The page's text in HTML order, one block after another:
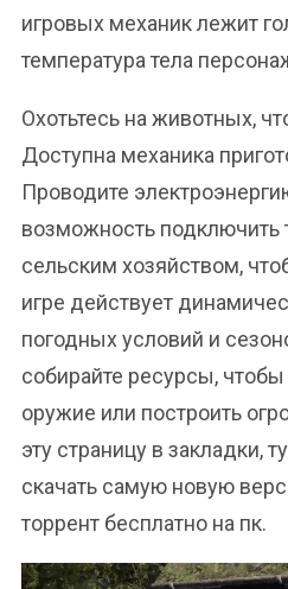
игровых механик лежит
температура тела
Охотьтесь на животных,
Доступна механика
Проводите
возможность подключить
сельским хозяйством,
игре действует
погодных условий и
собирайте ресурсы,
оружие или построить
эту страницу в закладки,
скачать самую новую
торрент бесплатно на пк.